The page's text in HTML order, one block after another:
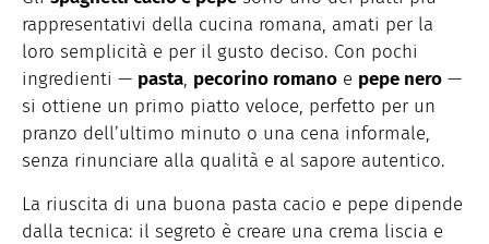
rappresentativi della cucina romana, amati per la
loro semplicità e per il gusto deciso. Con pochi
ingredienti — pasta, pecorino romano e pepe nero —
si ottiene un primo piatto veloce, perfetto per un
pranzo dell’ultimo minuto o una cena informale,
senza rinunciare alla qualità e al sapore autentico.
La riuscita di una buona pasta cacio e pepe dipende
dalla tecnica: il segreto è creare una crema liscia e